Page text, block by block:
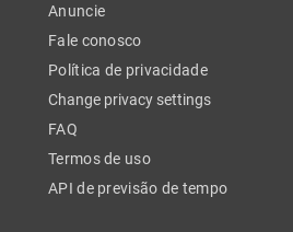
Anuncie
Fale conosco
Política de privacidade
Change privacy settings
FAQ
Termos de uso
API de previsão de tempo